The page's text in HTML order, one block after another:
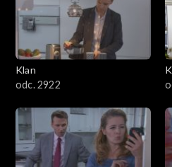
Klan
odc. 2922